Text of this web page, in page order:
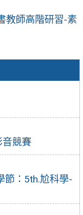
音競賽
節：5th.尬科學-
教師高階研習-素